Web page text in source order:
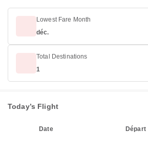
Lowest Fare Month
déc.
Total Destinations
1
Today’s Flight
Date Départ